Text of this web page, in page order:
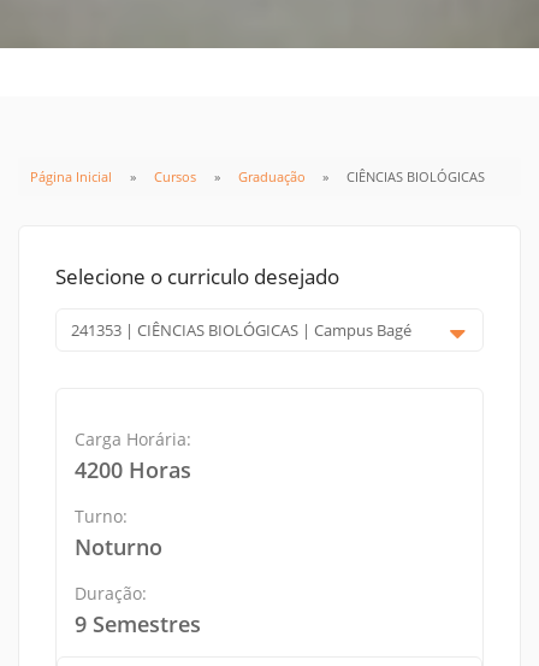
Página Inicial Cursos Graduação CIÊNCIAS BIOLÓGICAS
Selecione o curriculo desejado
Carga Horária:
4200 Horas
Turno:
Noturno
Duração:
9 Semestres